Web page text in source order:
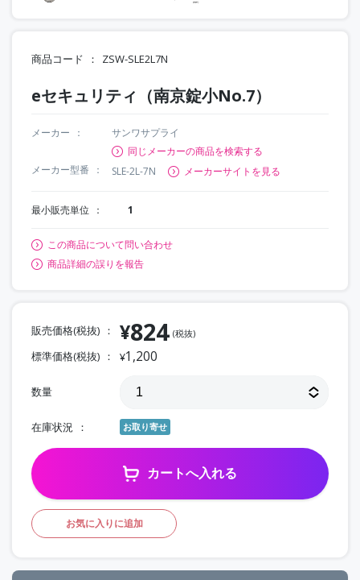
商品コード ZSW-SLE2L7N
eセキュリティ（南京錠小No.7）
メーカー
サンワサプライ
同じメーカーの商品を検索する
メーカー型番
SLE-2L-7N メーカーサイトを見る
最小販売単位 1
この商品について問い合わせ
商品詳細の誤りを報告
販売価格(税抜) ¥824 (税抜)
標準価格(税抜) ¥1,200
数量
在庫状況 お取り寄せ
カートへ入れる
お気に入りに追加